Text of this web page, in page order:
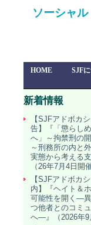
ソーシャ
HOME SJF
新着情報
【SJFアドボカ
告】『「懲らし
へ」～拘禁刑の
～刑務所の内と
実態から考える支
（26年7月4日開催
【SJFアドボカ
内】『ヘイト＆
可能性を開く―
つ他者とのコミ
へ―』（2026年9